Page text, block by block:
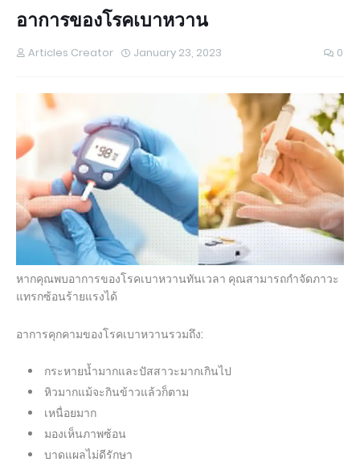
อาการของโรคเบาหวาน
Articles Creator January 23, 2023 0
หากคุณพบอาการของโรคเบาหวานทันเวลา คุณสามารถกำจัดภาวะ
แทรกซ้อนร้ายแรงได้
อาการคุกคามของโรคเบาหวานรวมถึง:
กระหายน้ำมากและปัสสาวะมากเกินไป
หิวมากแม้จะกินข้าวแล้วก็ตาม
เหนื่อยมาก
มองเห็นภาพซ้อน
บาดแผลไม่ดีรักษา